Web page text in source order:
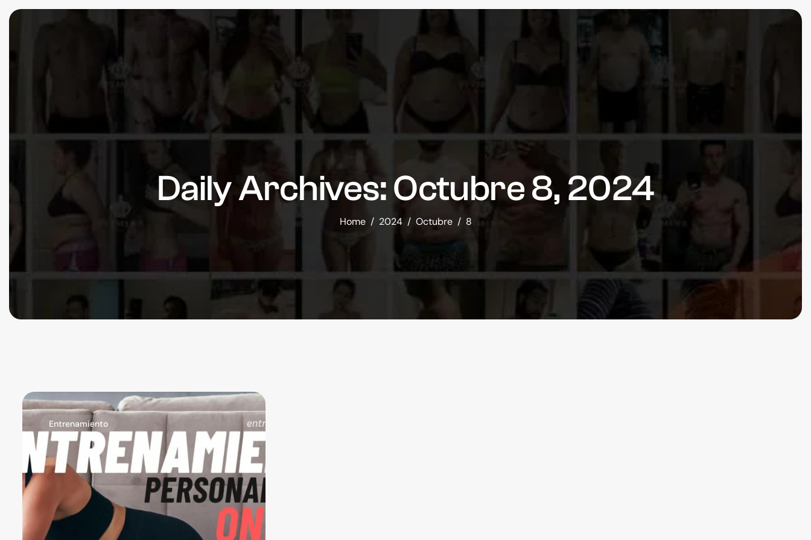
Daily Archives: Octubre 8, 2024
Home 2024 Octubre 8
Entrenamiento